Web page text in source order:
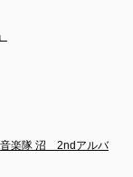
楽隊 沼　2ndアルバ